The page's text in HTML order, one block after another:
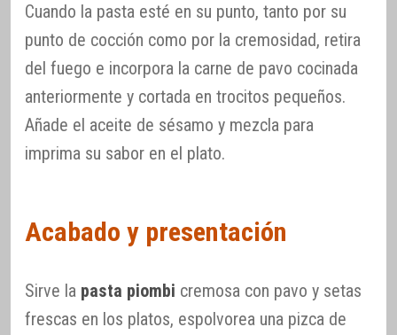
Cuando la pasta esté en su punto, tanto por su
punto de cocción como por la cremosidad, retira
del fuego e incorpora la carne de pavo cocinada
anteriormente y cortada en trocitos pequeños.
Añade el aceite de sésamo y mezcla para
imprima su sabor en el plato.
Acabado y presentación
Sirve la pasta piombi cremosa con pavo y setas
frescas en los platos, espolvorea una pizca de